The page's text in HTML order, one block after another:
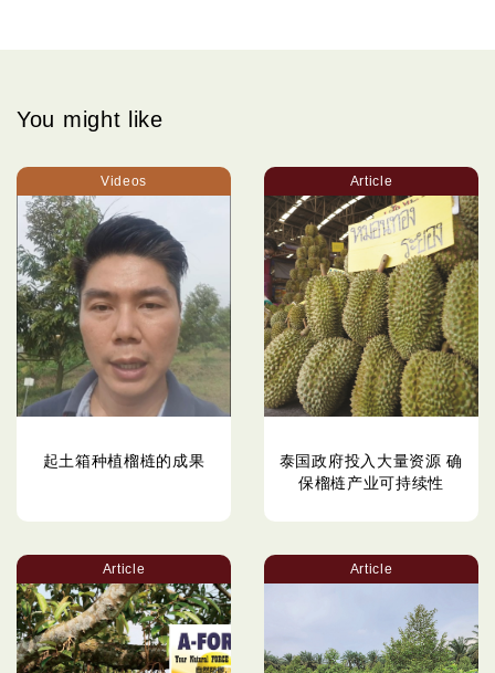
You might like
Videos
起土箱种植榴梿的成果
Article
泰国政府投入大量资源 确
保榴梿产业可持续性
Article Article